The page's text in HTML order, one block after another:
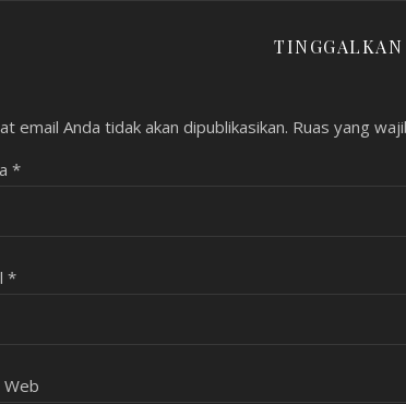
TINGGALKAN
email Anda tidak akan dipublikasikan. Ruas yang
*
*
Web